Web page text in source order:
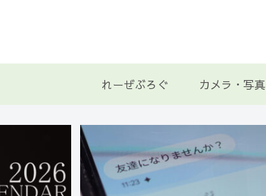
れーぜぶろぐ カメラ・写真